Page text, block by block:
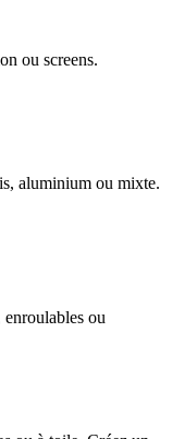
ou screens.
aluminium ou mixte.
enroulables ou